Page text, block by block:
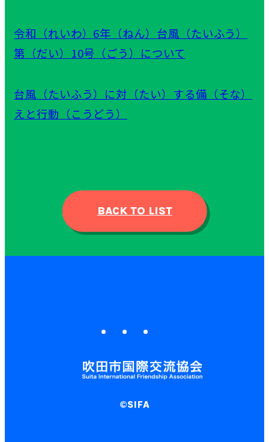
令和（れいわ）6年（ねん）台風（たいふう）
第（だい）10号（ごう）について
台風（たいふう）に対（たい）する備（そな）
えと行動（こうどう）
BACK TO LIST
©SIFA